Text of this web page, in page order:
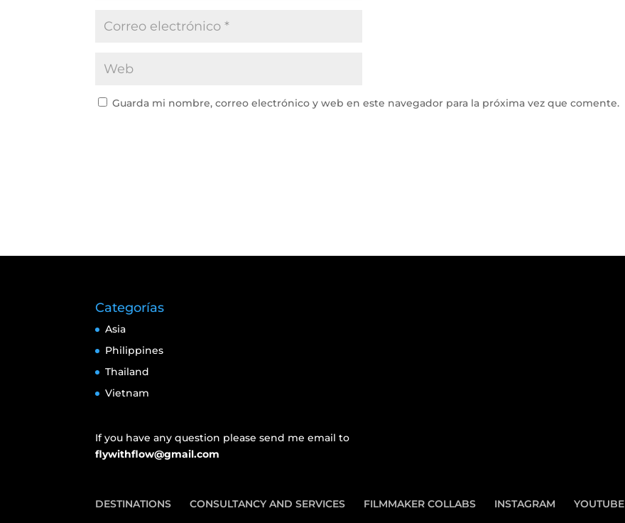
Guarda mi nombre, correo electrónico y web en este navegador para la próxima vez que comente.
Categorías
Asia
Philippines
Thailand
Vietnam
If you have any question please send me email to
flywithflow@gmail.com
DESTINATIONS CONSULTANCY AND SERVICES FILMMAKER COLLABS INSTAGRAM YOUTUBE